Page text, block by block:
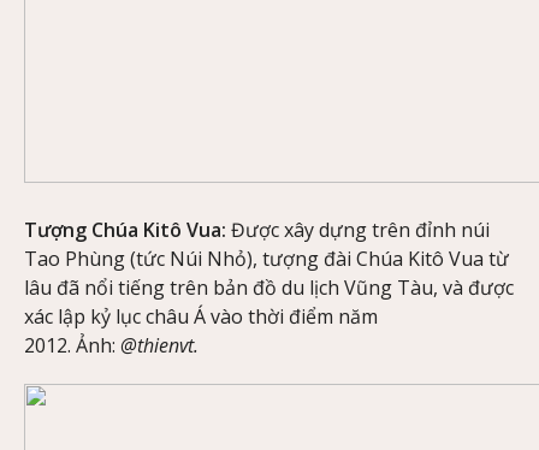
Tượng Chúa Kitô Vua: Được xây dựng trên đỉnh núi
Tao Phùng (tức Núi Nhỏ), tượng đài Chúa Kitô Vua từ
lâu đã nổi tiếng trên bản đồ du lịch Vũng Tàu, và được
xác lập kỷ lục châu Á vào thời điểm năm
2012. Ảnh: @thienvt.